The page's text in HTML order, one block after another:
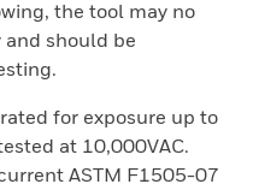
the tool may no
should be
for exposure up to
at 10,000VAC.
ASTM F1505-07